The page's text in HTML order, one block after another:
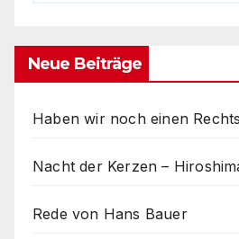
Neue Beiträge
Haben wir noch einen
Nacht der Kerzen –
Rede von Hans Bauer